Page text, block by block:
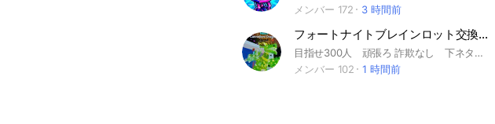
メンバー 172
3 時間前
フォートナイトブレインロット交換所！STEAL FIGHT GOUP
目指せ300人 頑張ろ 詐欺なし 下ネタは控えてね 即抜けはなるべくなし 悪口なし喧嘩はあまりしないで 話すのもOK 宣伝はノートならいいよ 配布はあり 初心者〜上級者までみんな歓迎🤩 交換もしていいよ交換で仲介を入れない場合は自己責任で頼む みんなで信用をつくろう 別オプでの実績は書かないでください 副官はこのオプのやつは書いていい 副官以上以外は実績について書かないでください スタ連をしたら蹴ります 仲介はここのオプの人じゃない場合は自己責任で頼む 詐欺られても責任は負いません 俺が仲介に入って詐欺られた場合は責任を負います
メンバー 102
1 時間前